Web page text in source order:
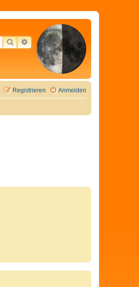
SUCHEERWEITERTE SUCHE
Anmelden
Registrieren